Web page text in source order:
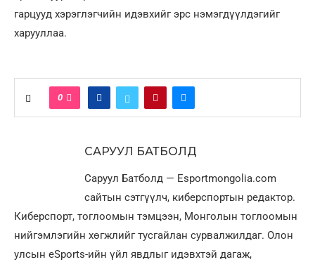
гарцууд хэрэглэгчийн идэвхийг эрс нэмэгдүүлдэгийг
харууллаа.
0
САРУУЛ БАТБОЛД
Саруул Батболд — Esportmongolia.com
сайтын сэтгүүлч, киберспортын редактор.
Киберспорт, тоглоомын тэмцээн, Монголын тоглоомын
нийгэмлэгийн хөгжлийг тусгайлан сурвалжилдаг. Олон
улсын eSports-ийн үйл явдлыг идэвхтэй дагаж,